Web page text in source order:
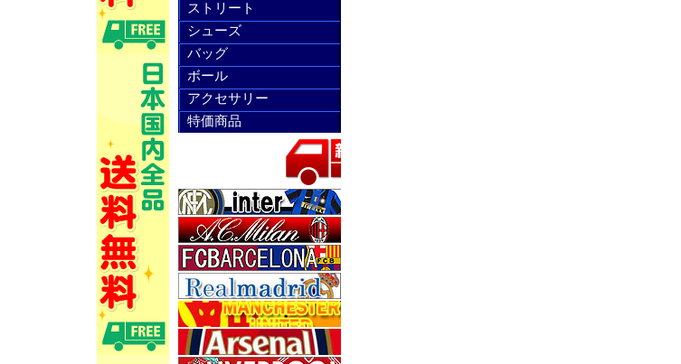
ストリート
シューズ
バッグ
ボール
アクセサリー
特価商品